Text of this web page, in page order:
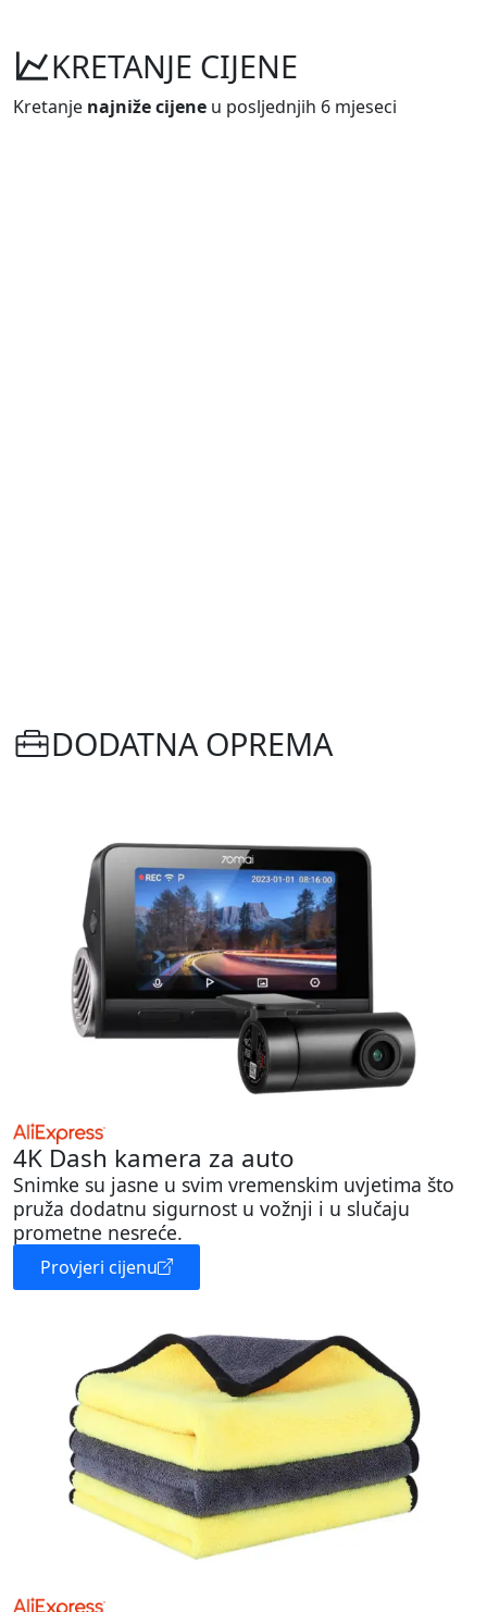
KRETANJE CIJENE
Kretanje najniže cijene u posljednjih 6 mjeseci
DODATNA OPREMA
4K Dash kamera za auto
Snimke su jasne u svim vremenskim uvjetima što
pruža dodatnu sigurnost u vožnji i u slučaju
prometne nesreće.
Provjeri cijenu